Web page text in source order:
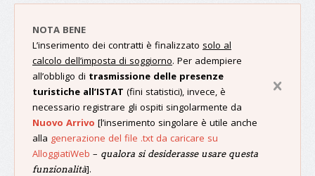
NOTA BENE
L’inserimento dei contratti è finalizzato solo al
calcolo dell’imposta di soggiorno. Per adempiere
all’obbligo di trasmissione delle presenze
turistiche all’ISTAT (fini statistici), invece, è
necessario registrare gli ospiti singolarmente da
Nuovo Arrivo [l’inserimento singolare è utile anche
alla generazione del file .txt da caricare su
AlloggiatiWeb – qualora si desiderasse usare questa
funzionalità].